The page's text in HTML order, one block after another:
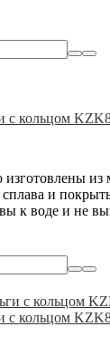
с кольцом
изготовлены из
сплава и
к воде и не
с кольцом